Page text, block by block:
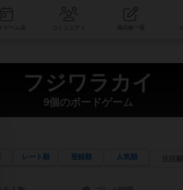
コミュニティ
フジワラカイ
9個のボードゲーム
レート順 登録順 人気順